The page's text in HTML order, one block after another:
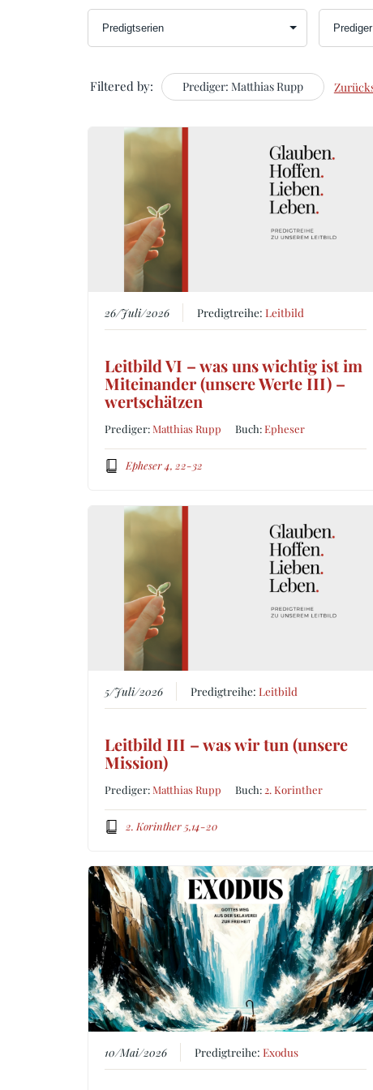
Filtered by: Prediger: Matthias Rupp
26/Juli/2026 Predigtreihe:Leitbild
Leitbild VI – was uns wichtig ist im
Miteinander (unsere Werte III) –
wertschätzen
Prediger:Matthias Rupp Buch:Epheser
Epheser 4, 22-32
5/Juli/2026 Predigtreihe:Leitbild
Leitbild III – was wir tun (unsere
Mission)
Prediger: Matthias Rupp Buch:2. Korinther
2. Korinther 5,14-20
10/Mai/2026 Predigtreihe:Exodus